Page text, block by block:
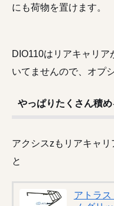
にも荷物を置けます。
DIO110はリアキャリ
いてませんので、オプ
やっぱりたくさん積
アクシスzもリアキャ
と
アトラ